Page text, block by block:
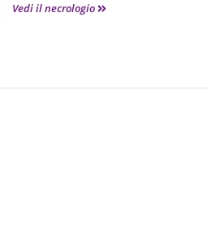
Vedi il necrologio